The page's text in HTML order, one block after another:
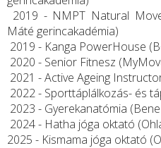
2019 - NMPT Natural
Máté gerincakadémia)
2019 - Kanga PowerHouse
2020 - Senior Fitnesz
2021 - Active Ageing
2022 - Sporttáplálkozás- és
2023 - Gyerekanatómia
2024 - Hatha jóga oktató
2025 - Kismama jóga oktató